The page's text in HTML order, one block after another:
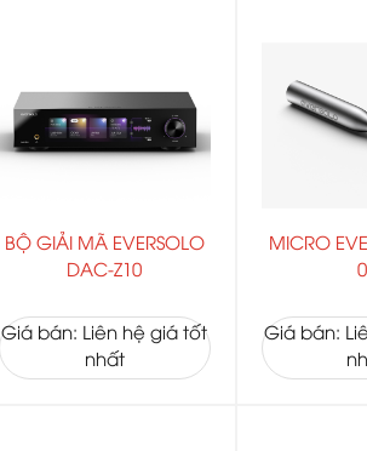
BỘ GIẢI MÃ EVERSOLO
DAC-Z10
Giá bán: Liên hệ giá tốt
nhất
MICRO
01
Giá bán: